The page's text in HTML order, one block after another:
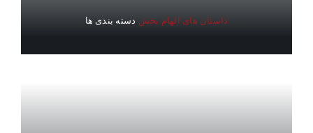
داستان های الهام بخش دسته بندی ها